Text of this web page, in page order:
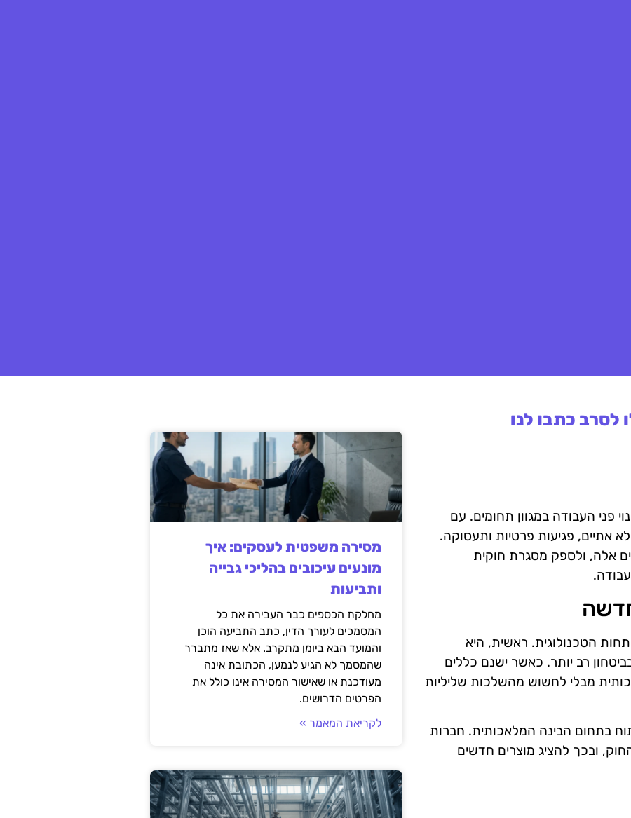
כתבו לנו
פני העבודה במגוון תחומים. עם
אתיים, פגיעות פרטיות ותעסוקה.
אלה, ולספק מסגרת חוקית
הטכנולוגית. ראשית, היא
רב יותר. כאשר ישנם כללים
מבלי לחשוש מהשלכות שליליות
בתחום הבינה המלאכותית. חברות
ובכך להציג מוצרים חדשים
מסירה משפטית לעסקים: איך
מונעים עיכובים בהליכי גבייה
ותביעות
מחלקת הכספים כבר העבירה את כל
המסמכים לעורך הדין, כתב התביעה הוכן
והמועד הבא ביומן מתקרב. אלא שאז מתברר
שהמסמך לא הגיע לנמען, הכתובת אינה
מעודכנת או שאישור המסירה אינו כולל את
הפרטים הדרושים.
לקריאת המאמר »